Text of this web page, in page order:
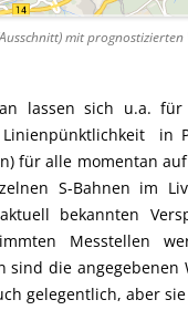
mit prognostizierten
lassen sich u.a.
in
für alle momentan
S-Bahnen im
bekannten
Messtellen
sind die
gelegentlich, aber